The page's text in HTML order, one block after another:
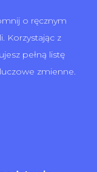
o ręcznym
Korzystając z
pełną listę
zmienne.